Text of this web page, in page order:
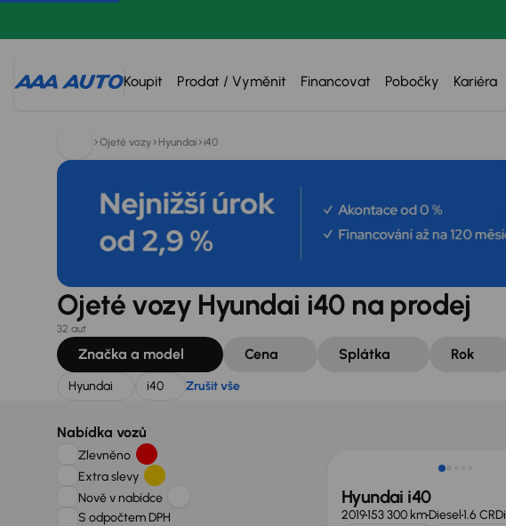
Koupit Prodat / Vyměnit Financovat Pobočky Kariéra
Hledáte: Zrušit vše
Ojeté vozy Hyundai i40
Ojeté vozy Hyundai i40 na prodej
32 aut
Značka a model Cena Splátka Rok
Hyundai i40 Zrušit vše
Nabídka vozů
Zlevněno
Extra slevy
Nově v nabídce
S odpočtem DPH
Hyundai i40
2019153 300 kmDiesel1.6 CRDi